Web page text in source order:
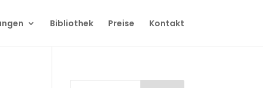
Bibliothek Preise Kontakt